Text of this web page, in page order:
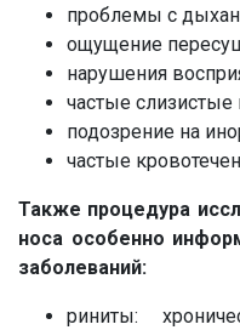
проблемы с
ощущение
нарушения
частые
подозрение на
частые
Также процедура
носа особенно
заболеваний:
риниты: